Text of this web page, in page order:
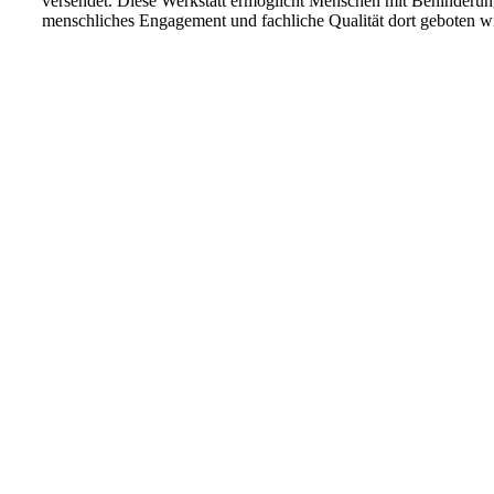
menschliches Engagement und fachliche Qualität dort geboten